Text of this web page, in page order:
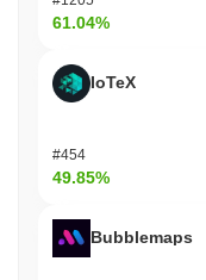
61.04%
IoTeX
#454
49.85%
Bubblemaps